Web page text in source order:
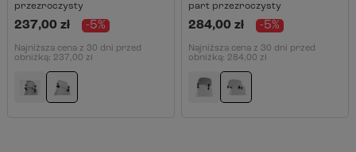
przezroczysty
237,00 zł -5%
Najniższa cena z 30 dni przed
obniżką: 237,00 zł
part przezroczysty
284,00 zł -5%
Najniższa cena z 30 dni przed
obniżką: 284,00 zł